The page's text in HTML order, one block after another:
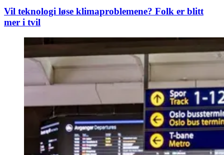
Vil teknologi løse klimaproblemene? Folk er blitt
mer i tvil